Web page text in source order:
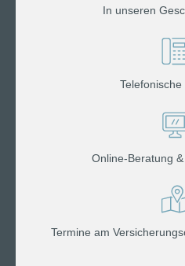
In unseren
Online-Beratung
Termine am